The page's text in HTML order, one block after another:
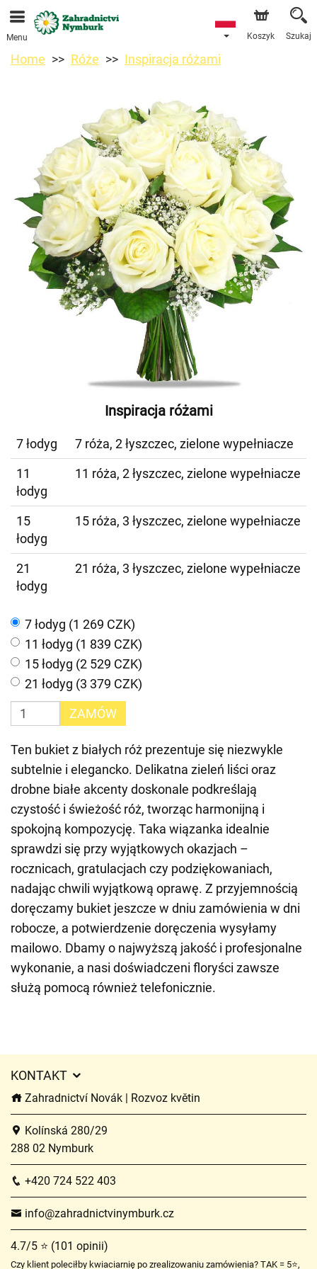
Przyjmujemy zamówienia za pośrednictwem naszego
sklepu internetowego. Najbliższy możliwy termin dostawy
to 11.08.2026 z powodu urlopu.
Menu Koszyk Szukaj
Home Róże Inspiracja różami
Inspiracja różami
7 łodyg
7 róża, 2 łyszczec, zielone wypełniacze
11
łodyg
11 róża, 2 łyszczec, zielone wypełniacze
15
łodyg
15 róża, 3 łyszczec, zielone wypełniacze
21
łodyg
21 róża, 3 łyszczec, zielone wypełniacze
7 łodyg (1 269 CZK)
11 łodyg (1 839 CZK)
15 łodyg (2 529 CZK)
21 łodyg (3 379 CZK)
ZAMÓW
Ten bukiet z białych róż prezentuje się niezwykle
subtelnie i elegancko. Delikatna zieleń liści oraz
drobne białe akcenty doskonale podkreślają
czystość i świeżość róż, tworząc harmonijną i
spokojną kompozycję. Taka wiązanka idealnie
sprawdzi się przy wyjątkowych okazjach –
rocznicach, gratulacjach czy podziękowaniach,
nadając chwili wyjątkową oprawę. Z przyjemnością
doręczamy bukiet jeszcze w dniu zamówienia w dni
robocze, a potwierdzenie doręczenia wysyłamy
mailowo. Dbamy o najwyższą jakość i profesjonalne
wykonanie, a nasi doświadczeni floryści zawsze
służą pomocą również telefonicznie.
KONTAKT
Zahradnictví Novák | Rozvoz květin
Kolínská 280/29
288 02 Nymburk
+420 724 522 403
info@zahradnictvinymburk.cz
4.7/5 ⭐ (101 opinii)
Czy klient poleciłby kwiaciarnię po zrealizowaniu zamówienia? TAK = 5⭐,